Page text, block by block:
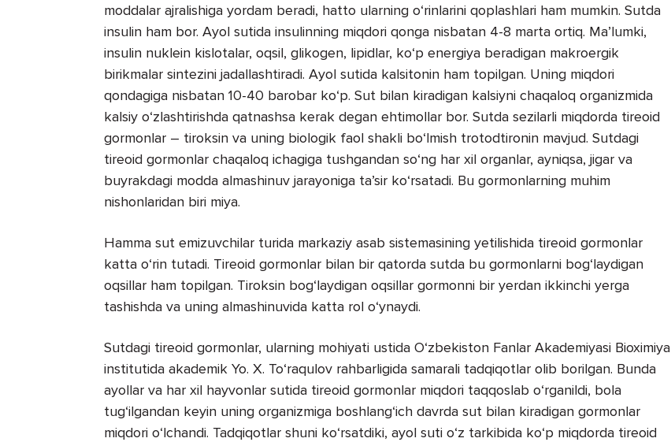
moddalar ajralishiga yordam beradi, hatto ularning o‘rinlarini qoplashlari ham mumkin. Sutda
insulin ham bor. Ayol sutida insulinning miqdori qonga nisbatan 4-8 marta ortiq. Ma’lumki,
insulin nuklein kislotalar, oqsil, glikogen, lipidlar, ko‘p energiya beradigan makroergik
birikmalar sintezini jadallashtiradi. Ayol sutida kalsitonin ham topilgan. Uning miqdori
qondagiga nisbatan 10-40 barobar ko‘p. Sut bilan kiradigan kalsiyni chaqaloq organizmida
kalsiy o‘zlashtirishda qatnashsa kerak degan ehtimollar bor. Sutda sezilarli miqdorda tireoid
gormonlar – tiroksin va uning biologik faol shakli bo‘lmish trotodtironin mavjud. Sutdagi
tireoid gormonlar chaqaloq ichagiga tushgandan so‘ng har xil organlar, ayniqsa, jigar va
buyrakdagi modda almashinuv jarayoniga ta’sir ko‘rsatadi. Bu gormonlarning muhim
nishonlaridan biri miya.
Hamma sut emizuvchilar turida markaziy asab sistemasining yetilishida tireoid gormonlar
katta o‘rin tutadi. Tireoid gormonlar bilan bir qatorda sutda bu gormonlarni bog‘laydigan
oqsillar ham topilgan. Tiroksin bog‘laydigan oqsillar gormonni bir yerdan ikkinchi yerga
tashishda va uning almashinuvida katta rol o‘ynaydi.
Sutdagi tireoid gormonlar, ularning mohiyati ustida O‘zbekiston Fanlar Akademiyasi Bioximiya
institutida akademik Yo. X. To‘raqulov rahbarligida samarali tadqiqotlar olib borilgan. Bunda
ayollar va har xil hayvonlar sutida tireoid gormonlar miqdori taqqoslab o‘rganildi, bola
tug‘ilgandan keyin uning organizmiga boshlang‘ich davrda sut bilan kiradigan gormonlar
miqdori o‘lchandi. Tadqiqotlar shuni ko‘rsatdiki, ayol suti o‘z tarkibida ko‘p miqdorda tireoid